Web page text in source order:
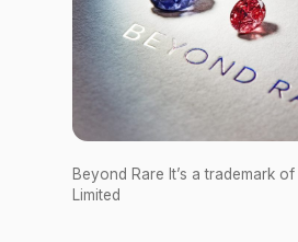
Beyond Rare It’s a trademark
Limited